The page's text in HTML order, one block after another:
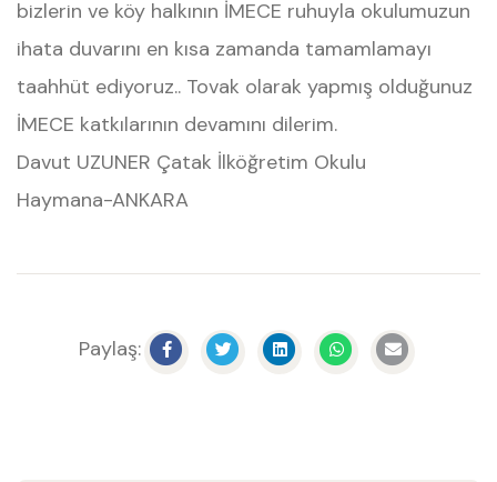
bizlerin ve köy halkının İMECE ruhuyla okulumuzun
ihata duvarını en kısa zamanda tamamlamayı
taahhüt ediyoruz.. Tovak olarak yapmış olduğunuz
İMECE katkılarının devamını dilerim.
Davut UZUNER Çatak İlköğretim Okulu
Haymana-ANKARA
Paylaş: